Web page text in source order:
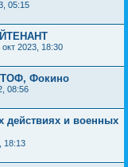
05:15
окт 2023, 18:30
ТОФ, Фокино
08:56
действиях и военных
18:13